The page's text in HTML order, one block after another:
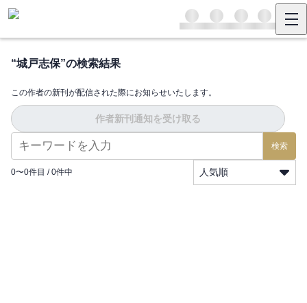
“城戸志保”の検索結果
この作者の新刊が配信された際にお知らせいたします。
作者新刊通知を受け取る
検索
0〜0件目 / 0件中 人気順